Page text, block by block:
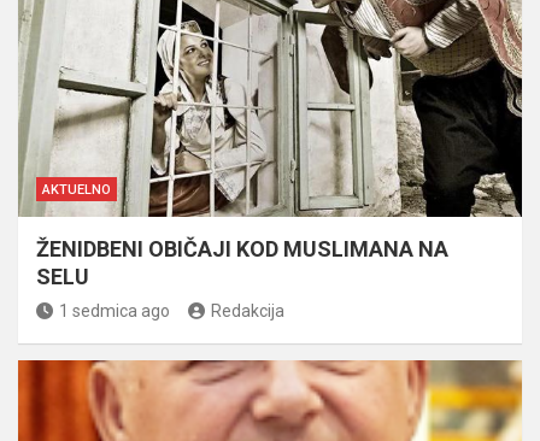
AKTUELNO
ŽENIDBENI OBIČAJI KOD MUSLIMANA NA
SELU
1 sedmica ago Redakcija